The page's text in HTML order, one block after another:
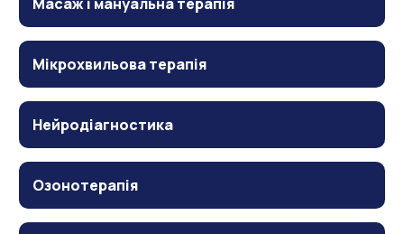
Мікрохвильова терапія
Нейродіагностика
Озонотерапія